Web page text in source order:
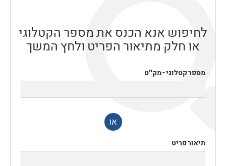
לחיפוש אנא הכנס את מספר הקטלוגי
או חלק מתיאור הפריט ולחץ המשך
מספר קטלוגי - מק"ט
או
תיאור פריט